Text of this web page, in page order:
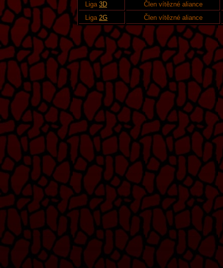
Liga 3D
Člen vítězné aliance
Liga 2G Člen vítězné aliance